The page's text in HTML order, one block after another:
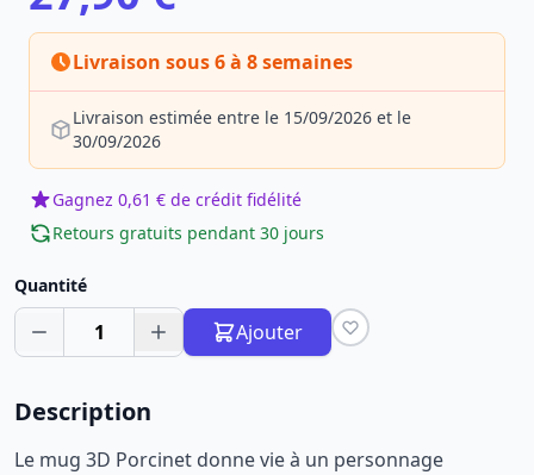
Livraison sous 6 à 8 semaines
Livraison estimée entre le 15/09/2026 et le
30/09/2026
Gagnez 0,61 € de crédit fidélité
Retours gratuits pendant 30 jours
Quantité
1 Ajouter
Description
Le mug 3D Porcinet donne vie à un personnage